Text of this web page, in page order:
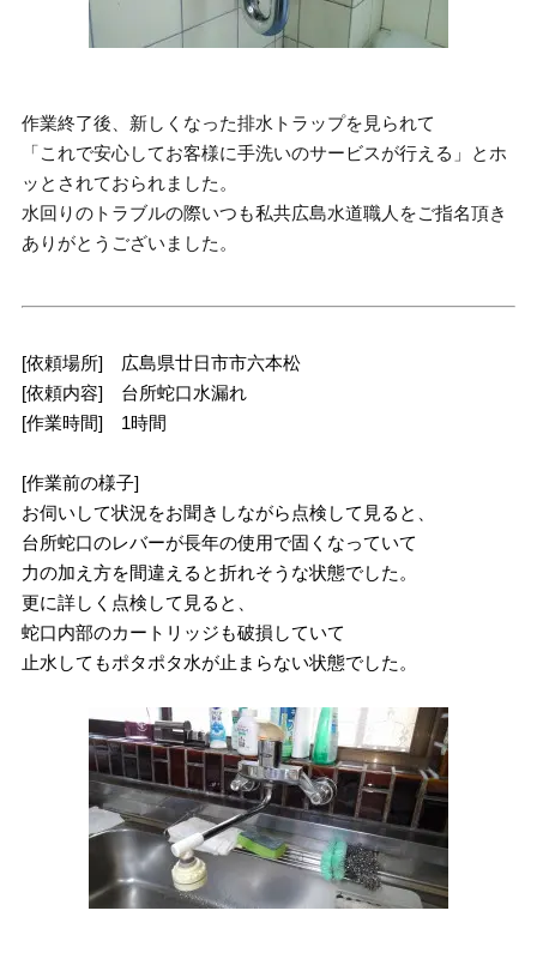
作業終了後、新しくなった排水トラップを見られて
「これで安心してお客様に手洗いのサービスが行える」とホ
ッとされておられました。
水回りのトラブルの際いつも私共広島水道職人をご指名頂き
ありがとうございました。
[依頼場所] 広島県廿日市市六本松
[依頼内容] 台所蛇口水漏れ
[作業時間] 1時間
[作業前の様子]
お伺いして状況をお聞きしながら点検して見ると、
台所蛇口のレバーが長年の使用で固くなっていて
力の加え方を間違えると折れそうな状態でした。
更に詳しく点検して見ると、
蛇口内部のカートリッジも破損していて
止水してもポタポタ水が止まらない状態でした。